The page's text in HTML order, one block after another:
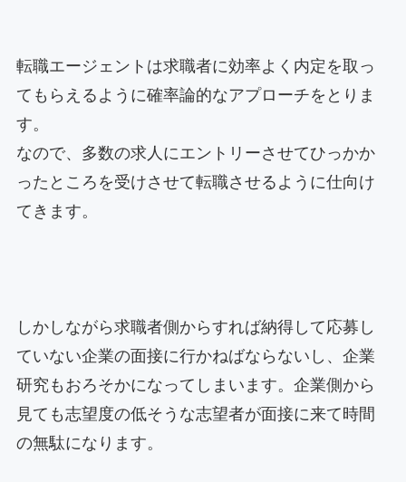
転職エージェントは求職者に効率よく内定を取っ
てもらえるように確率論的なアプローチをとりま
す。
なので、多数の求人にエントリーさせてひっかか
ったところを受けさせて転職させるように仕向け
てきます。
しかしながら求職者側からすれば納得して応募し
ていない企業の面接に行かねばならないし、企業
研究もおろそかになってしまいます。企業側から
見ても志望度の低そうな志望者が面接に来て時間
の無駄になります。